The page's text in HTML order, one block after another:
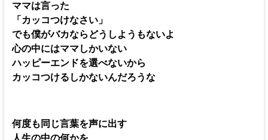
ママは言った
「カッコつけなさい」
でも僕がバカならどうしようもないよ
心の中にはママしかいない
ハッピーエンドを選べないから
カッコつけるしかないんだろうな
何度も同じ言葉を声に出す
人生の中の何かを